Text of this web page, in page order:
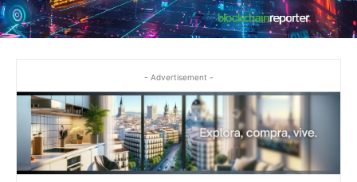
- Advertisement -